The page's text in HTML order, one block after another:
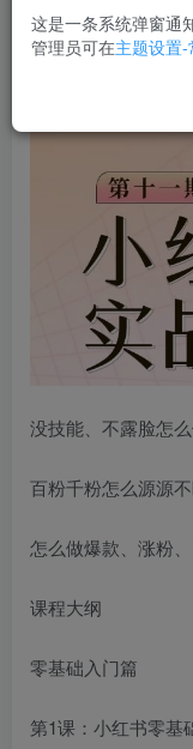
小红书博主爆款训
没技能、不露脸怎
百粉千粉怎么源源
怎么做爆款、涨粉
课程大纲
零基础入门篇
第1课：小红书零基
这是一条系统弹窗通
管理员可在主题设置